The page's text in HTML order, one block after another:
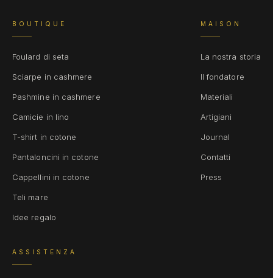
BOUTIQUE
Foulard di seta
Sciarpe in cashmere
Pashmine in cashmere
Camicie in lino
T-shirt in cotone
Pantaloncini in cotone
Cappellini in cotone
Teli mare
Idee regalo
MAISON
La nostra storia
Il fondatore
Materiali
Artigiani
Journal
Contatti
Press
ASSISTENZA